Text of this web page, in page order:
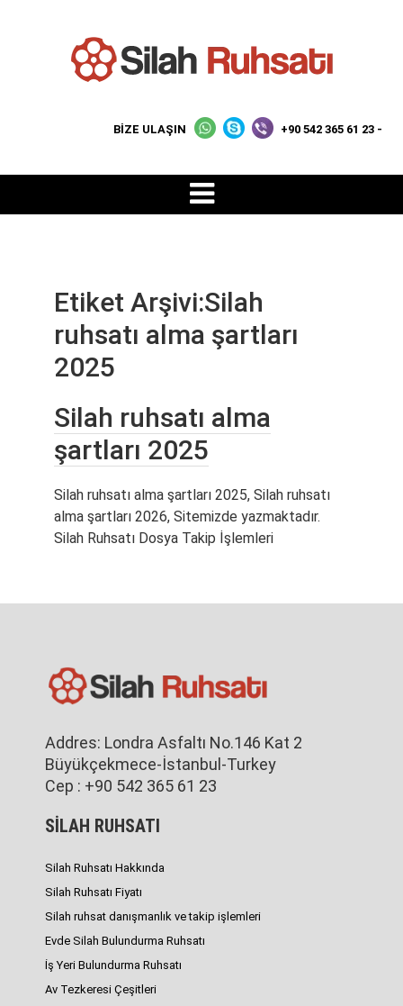
BİZE ULAŞIN +90 542 365 61 23 -
Etiket Arşivi:Silah
ruhsatı alma şartları
2025
Silah ruhsatı alma
şartları 2025
Silah ruhsatı alma şartları 2025, Silah ruhsatı
alma şartları 2026, Sitemizde yazmaktadır.
Silah Ruhsatı Dosya Takip İşlemleri
Addres: Londra Asfaltı No.146 Kat 2
Büyükçekmece-İstanbul-Turkey
Cep : +90 542 365 61 23
SİLAH RUHSATI
Silah Ruhsatı Hakkında
Silah Ruhsatı Fiyatı
Silah ruhsat danışmanlık ve takip işlemleri
Evde Silah Bulundurma Ruhsatı
İş Yeri Bulundurma Ruhsatı
Av Tezkeresi Çeşitleri